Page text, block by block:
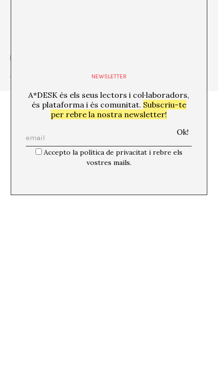
http://www.davidgtorres.net
+ Veure totes les publicacions de l'autor/a
NEWSLETTER
A*DESK és els seus lectors i col·laboradors,
és plataforma i és comunitat. Subscriu-te
per rebre la nostra newsletter!
Accepto la política de privacitat i rebre els
vostres mails.